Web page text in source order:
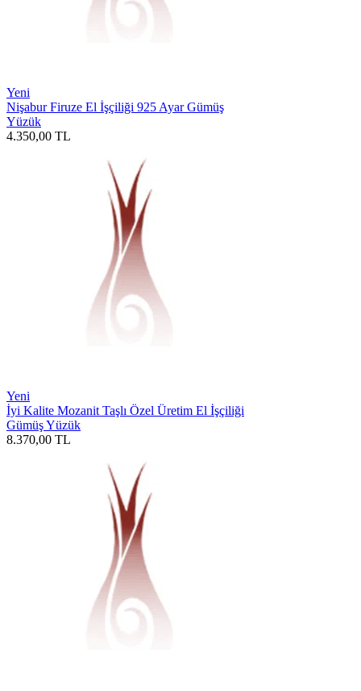
Yeni
Nişabur Firuze El İşçiliği 925 Ayar Gümüş
Yüzük
4.350,00 TL
Yeni
İyi Kalite Mozanit Taşlı Özel Üretim El İşçiliği
Gümüş Yüzük
8.370,00 TL